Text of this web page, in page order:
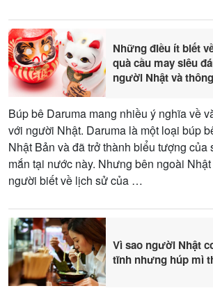
Những điều ít biết
quà cầu may siêu
người Nhật và
Búp bê Daruma mang nhiều ý nghĩa về
với người Nhật. Daruma là một loại búp
Nhật Bản và đã trở thành biểu tượng của
mắn tại nước này. Nhưng bên ngoài
người biết về lịch sử của …
Vì sao người Nhật
tĩnh nhưng húp mì